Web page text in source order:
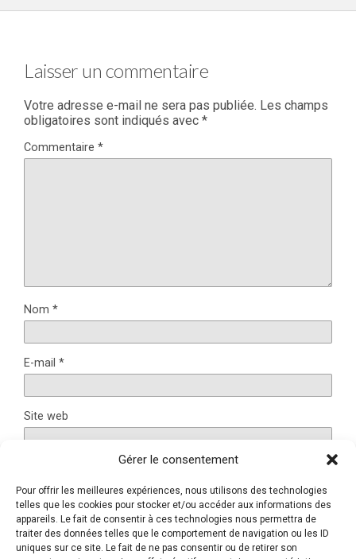
Gérer le consentement
Pour offrir les meilleures expériences, nous utilisons des technologies
telles que les cookies pour stocker et/ou accéder aux informations des
appareils. Le fait de consentir à ces technologies nous permettra de
traiter des données telles que le comportement de navigation ou les ID
uniques sur ce site. Le fait de ne pas consentir ou de retirer son
Laisser un commentaire
Votre adresse e-mail ne sera pas publiée. Les champs
obligatoires sont indiqués avec *
Commentaire *
Nom *
E-mail *
Site web
Ce site utilise Akismet pour réduire les indésirables.En
savoir plus sur la façon dont les données de vos
commentaires sont traitées.